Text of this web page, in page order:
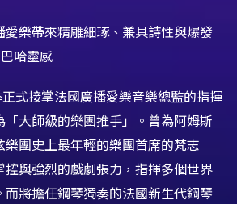
愛樂帶來精雕細琢、兼具詩性與爆發
哈靈感
式接掌法國廣播愛樂音樂總監的指揮
「大師級的樂團推手」。曾為阿姆斯
樂團史上最年輕的樂團首席的梵志
控與強烈的戲劇張力，指揮多個世界
而將擔任鋼琴獨奏的法國新生代鋼琴